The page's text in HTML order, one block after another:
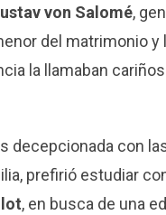
von Salomé,
del matrimonio
la llamaban
decepcionada con
prefirió estudiar
, en busca de una